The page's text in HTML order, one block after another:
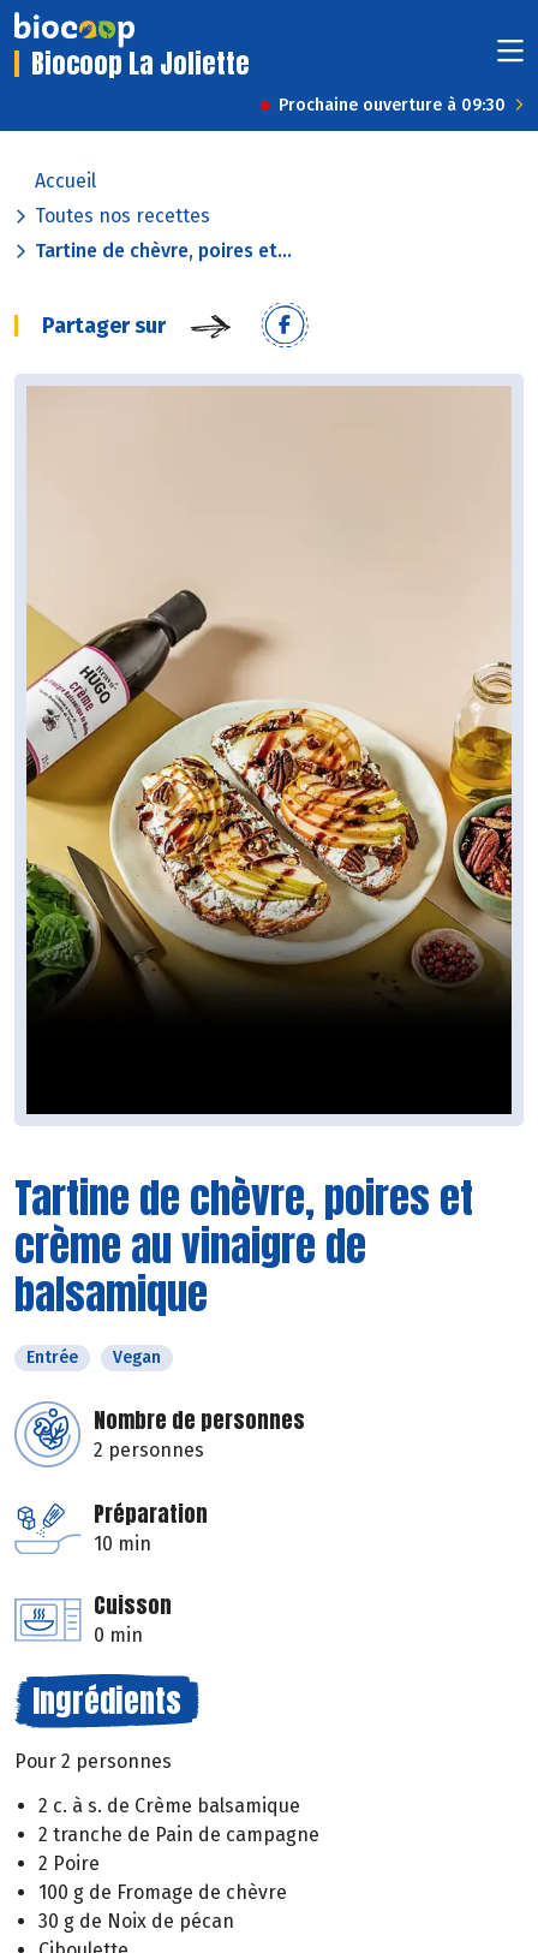
Biocoop La Joliette
Prochaine ouverture à 09:30
Accueil
Toutes nos recettes
Tartine de chèvre, poires et...
Partager sur
Tartine de chèvre, poires et
crème au vinaigre de
balsamique
Entrée Vegan
Nombre de personnes
2 personnes
Préparation
10 min
Cuisson
0 min
Ingrédients
Pour 2 personnes
2 c. à s. de Crème balsamique
2 tranche de Pain de campagne
2 Poire
100 g de Fromage de chèvre
30 g de Noix de pécan